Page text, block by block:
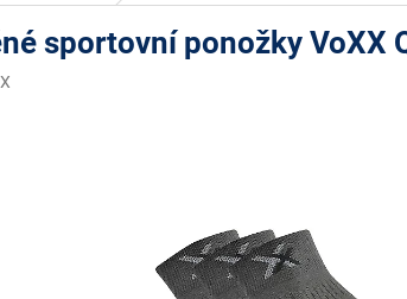
sportovní ponožky VoXX